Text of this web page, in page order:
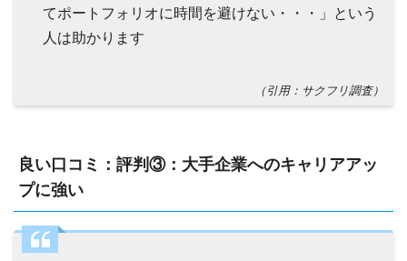
てポートフォリオに時間を避けない・・・」という
人は助かります
（引用：サクフリ調査）
良い口コミ：評判③：大手企業へのキャリアアッ
プに強い